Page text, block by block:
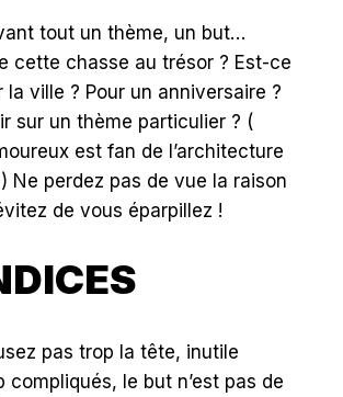
tout un thème, un but…
cette chasse au trésor ? Est-ce
la ville ? Pour un anniversaire ?
sur un thème particulier ? (
est fan de l’architecture
Ne perdez pas de vue la raison
de vous éparpillez !
pas trop la tête, inutile
compliqués, le but n’est pas de